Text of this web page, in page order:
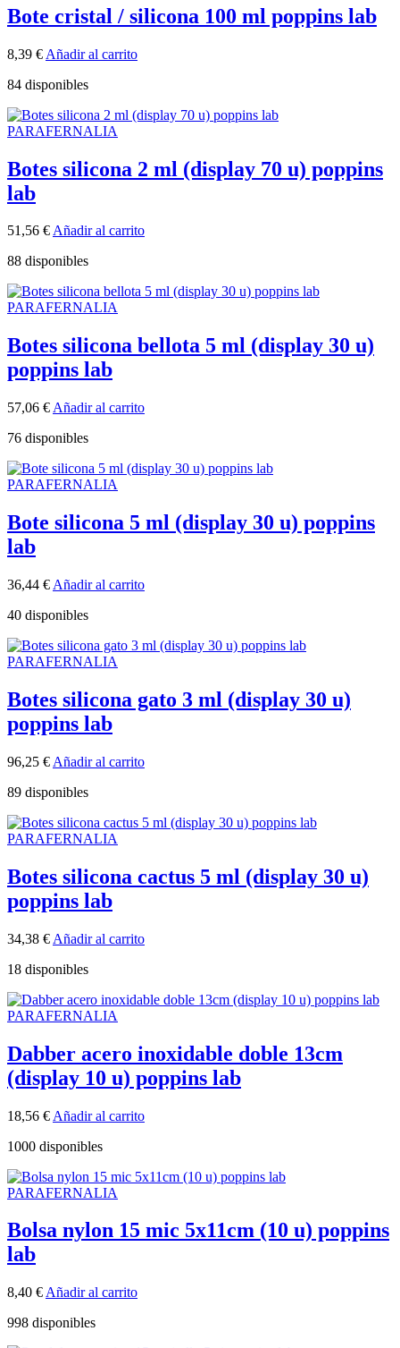
Bote cristal / silicona 100 ml poppins lab
8,39 € Añadir al carrito
84 disponibles
PARAFERNALIA
Botes silicona 2 ml (display 70 u) poppins
lab
51,56 €Añadir al carrito
88 disponibles
PARAFERNALIA
Botes silicona bellota 5 ml (display 30 u)
poppins lab
57,06 € Añadir al carrito
76 disponibles
PARAFERNALIA
Bote silicona 5 ml (display 30 u) poppins
lab
36,44 € Añadir al carrito
40 disponibles
PARAFERNALIA
Botes silicona gato 3 ml (display 30 u)
poppins lab
96,25 € Añadir al carrito
89 disponibles
PARAFERNALIA
Botes silicona cactus 5 ml (display 30 u)
poppins lab
34,38 € Añadir al carrito
18 disponibles
PARAFERNALIA
Dabber acero inoxidable doble 13cm
(display 10 u) poppins lab
18,56 € Añadir al carrito
1000 disponibles
PARAFERNALIA
Bolsa nylon 15 mic 5x11cm (10 u) poppins
lab
8,40 € Añadir al carrito
998 disponibles